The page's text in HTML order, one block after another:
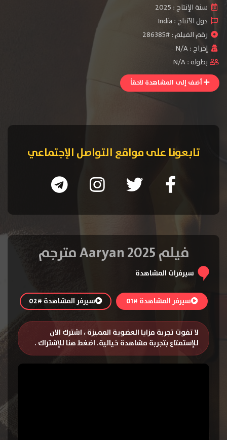
سنة الإنتاج : 2025
دول الأنتاج : India
رقم الفيلم : #286385
إخراج :N/A
بطولة :N/A
أضف إلى المشاهدة لاحقاً
تابعونا على مواقع التواصل الإجتماعي
فيلم Aaryan 2025 مترجم
سيرفرات المشاهدة
سيرفر المشاهدة #01 سيرفر المشاهدة #02
لا تفوت تجربة مزايا العضوية المميزة ، اشترك الان
للإستمتاع بتجربة مشاهدة خيالية. اضغط هنا للإشتراك .